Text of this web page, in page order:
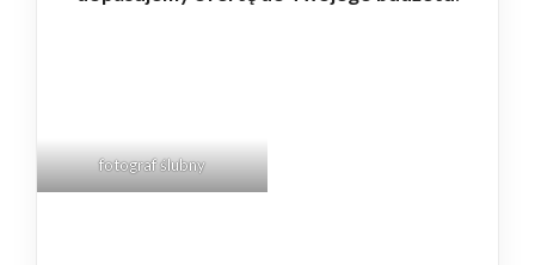
fotografślubny